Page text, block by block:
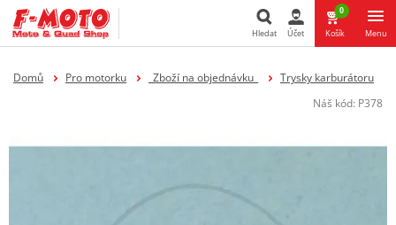
Hledat
Hledat Účet
0
Košík Menu
Domů Pro motorku _Zboží na objednávku_
Trysky karburátoru
Náš kód: P378